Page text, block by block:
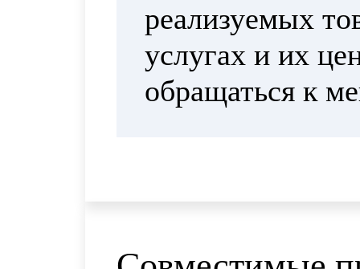
реализуемых
услугах и их
обращаться к